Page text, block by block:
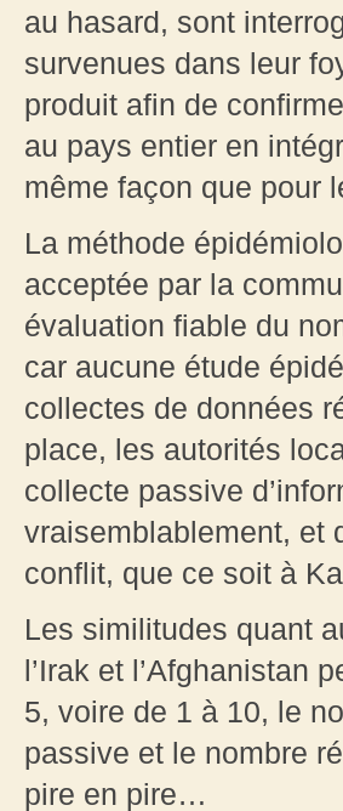
au hasard, sont
survenues dans leur
produit afin de
au pays entier en
même façon que pour
La méthode
acceptée par la
évaluation fiable du
car aucune étude
collectes de données
place, les autorités
collecte passive
vraisemblablement, et
conflit, que ce soit à
Les similitudes quant
l’Irak et l’Afghanistan
5, voire de 1 à 10, le
passive et le nombre
pire en pire…